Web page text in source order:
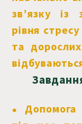
зв’язку із
рівня
та
● Допомога